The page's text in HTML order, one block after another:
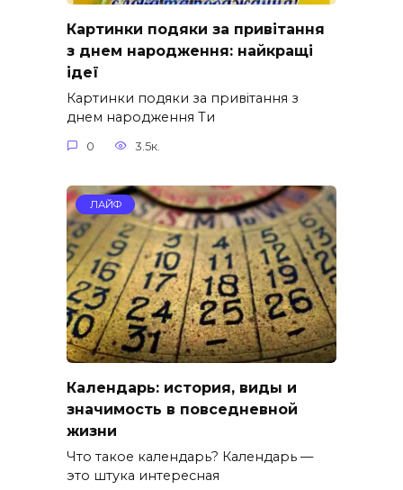
Картинки подяки за привітання
з днем народження: найкращі
ідеї
Картинки подяки за привітання з
днем народження Ти
0 3.5к.
ЛАЙФ
Календарь: история, виды и
значимость в повседневной
жизни
Что такое календарь? Календарь —
это штука интересная